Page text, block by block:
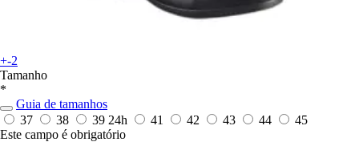
+-2
Tamanho
*
Guia de tamanhos
37
38 39 24h 41 42 43 44
45
Este campo é obrigatório